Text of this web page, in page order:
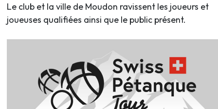
Le club et la ville de Moudon ravissent les joueurs et
joueuses qualifiées ainsi que le public présent.